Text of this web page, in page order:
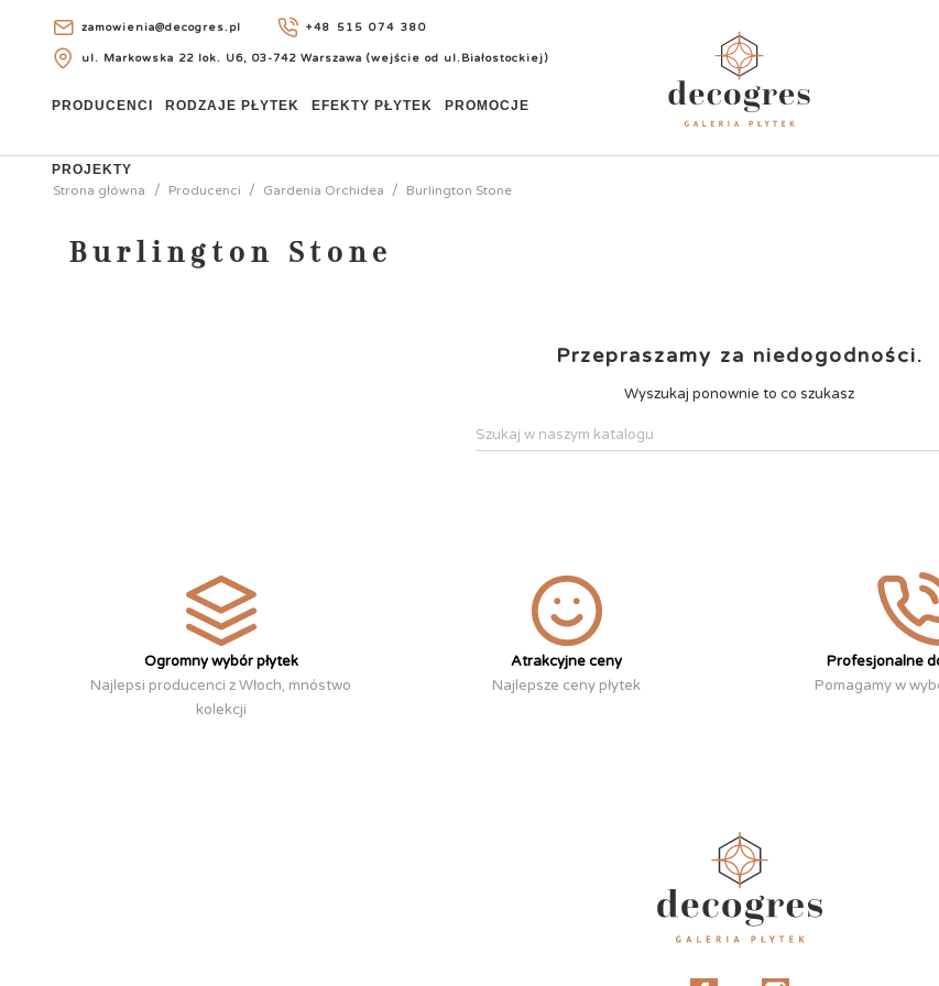
zamowienia@decogres.pl +48 515 074 380
ul. Markowska 22 lok. U6, 03-742 Warszawa (wejście od ul.Białostockiej)
PRODUCENCI RODZAJE PŁYTEK EFEKTY PŁYTEK PROMOCJE
PROJEKTY
Strona główna
Producenci Gardenia Orchidea Burlington Stone
Burlington Stone
Przepraszamy za niedogodności.
Wyszukaj ponownie to co szukasz
Ogromny wybór płytek
Najlepsi producenci z Włoch, mnóstwo
kolekcji
Atrakcyjne ceny
Najlepsze ceny płytek
Profesjonalne
Pomagamy w